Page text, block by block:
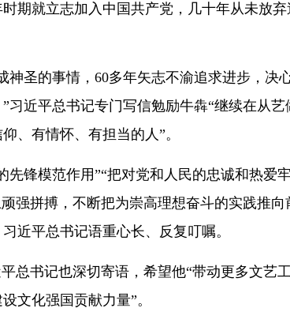
期就立志加入中国共产党，几十年从未放
圣的事情，60多年矢志不渝追求进步，决
习近平总书记专门写信勉励牛犇“继续在从艺
、有情怀、有担当的人”。
锋模范作用”“把对党和人民的忠诚和热爱
强拼搏，不断把为崇高理想奋斗的实践推
近平总书记语重心长、反复叮嘱。
书记也深切寄语，希望他“带动更多文艺
文化强国贡献力量”。